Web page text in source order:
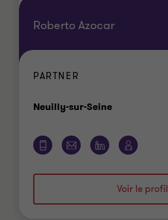
Roberto Azocar
PARTNER
Neuilly-sur-SeineBureau
Voir le profil